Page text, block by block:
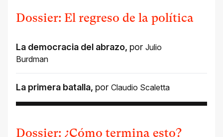
Dossier: El regreso de la política
La democracia del abrazo, por Julio
Burdman
La primera batalla, por Claudio Scaletta
Dossier: ¿Cómo termina esto?